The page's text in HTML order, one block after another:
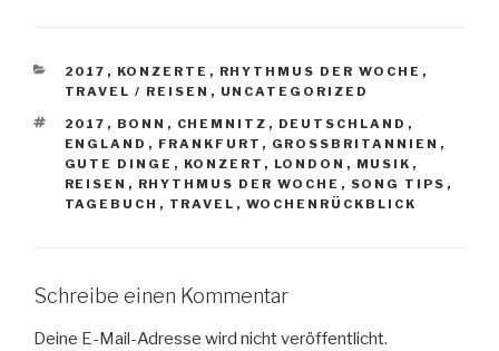
KATEGORIEN
2017 , KONZERTE , RHYTHMUS DER WOCHE ,
TRAVEL / REISEN , UNCATEGORIZED
SCHLAGWÖRTER
2017 , BONN , CHEMNITZ , DEUTSCHLAND ,
ENGLAND , FRANKFURT , GROSSBRITANNIEN
,
GUTE DINGE , KONZERT , LONDON , MUSIK ,
REISEN , RHYTHMUS DER WOCHE , SONG TIPS ,
TAGEBUCH , TRAVEL , WOCHENRÜCKBLICK
Schreibe einen Kommentar
Deine E-Mail-Adresse wird nicht veröffentlicht.